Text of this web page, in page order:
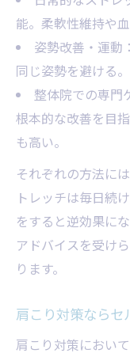
能。柔軟性維持や
姿勢改善・運動
同じ姿勢を避ける
整体院での専門
根本的な改善を目
も高い。
それぞれの方法に
トレッチは毎日続
をすると逆効果に
アドバイスを受け
ります。
肩こり対策ならセ
肩こり対策におい